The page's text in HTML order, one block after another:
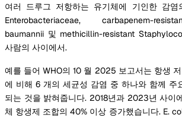
여러 드루그 저항하는 유기체에 기인한 감
Enterobacteriaceae, carbapenem-
baumannii 및 methicillin-resistant
사람의 사이에서.
예를 들어 WHO의 10 월 2025 보고서는 항생
에 비해 6 개의 세균성 감염 중 하나와 함께 주
되는 것을 밝혀줍니다. 2018년과 2023년 사이
체 항생제 조합의 40% 이상 증가했습니다. E.